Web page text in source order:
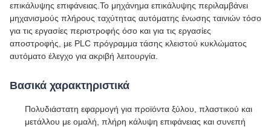
επικάλυψης επιφάνειας.Το μηχάνημα επικάλυψης περιλαμβάνει
μηχανισμούς πλήρους ταχύτητας αυτόματης ένωσης ταινιών τόσο
για τις εργασίες περιστροφής όσο και για τις εργασίες
αποστροφής, με PLC πρόγραμμα τάσης κλειστού κυκλώματος
αυτόματο έλεγχο για ακριβή λειτουργία.
Βασικά χαρακτηριστικά
Πολυδιάστατη εφαρμογή για προϊόντα ξύλου, πλαστικού και
μετάλλου με ομαλή, πλήρη κάλυψη επιφάνειας και συνεπή